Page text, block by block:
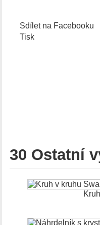
Sdílet na Facebooku
Tisk
30 Ostatní